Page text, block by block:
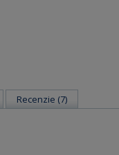
Recenzie (7)